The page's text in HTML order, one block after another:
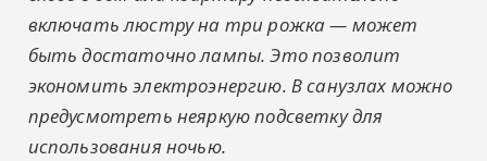
включать люстру на три рожка — может
быть достаточно лампы. Это позволит
экономить электроэнергию. В санузлах можно
предусмотреть неяркую подсветку для
использования ночью.